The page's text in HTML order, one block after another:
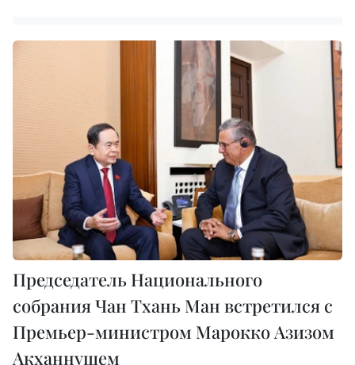
Председатель Национального
собрания Чан Тхань Ман встретился с
Премьер-министром Марокко Азизом
Акханнушем